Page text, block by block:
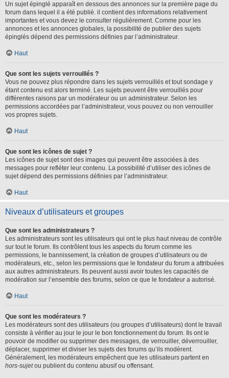
Un sujet épinglé apparaît en dessous des annonces sur la première page du
forum dans lequel il a été publié. il contient des informations relativement
importantes et vous devez le consulter régulièrement. Comme pour les
annonces et les annonces globales, la possibilité de publier des sujets
épinglés dépend des permissions définies par l’administrateur.
Haut
Que sont les sujets verrouillés ?
Vous ne pouvez plus répondre dans les sujets verrouillés et tout sondage y
étant contenu est alors terminé. Les sujets peuvent être verrouillés pour
différentes raisons par un modérateur ou un administrateur. Selon les
permissions accordées par l’administrateur, vous pouvez ou non verrouiller
vos propres sujets.
Haut
Que sont les icônes de sujet ?
Les icônes de sujet sont des images qui peuvent être associées à des
messages pour refléter leur contenu. La possibilité d’utiliser des icônes de
sujet dépend des permissions définies par l’administrateur.
Haut
Niveaux d’utilisateurs et groupes
Que sont les administrateurs ?
Les administrateurs sont les utilisateurs qui ont le plus haut niveau de contrôle
sur tout le forum. Ils contrôlent tous les aspects du forum comme les
permissions, le bannissement, la création de groupes d’utilisateurs ou de
modérateurs, etc., selon les permissions que le fondateur du forum a attribuées
aux autres administrateurs. Ils peuvent aussi avoir toutes les capacités de
modération sur l’ensemble des forums, selon ce que le fondateur a autorisé.
Haut
Que sont les modérateurs ?
Les modérateurs sont des utilisateurs (ou groupes d’utilisateurs) dont le travail
consiste à vérifier au jour le jour le bon fonctionnement du forum. Ils ont le
pouvoir de modifier ou supprimer des messages, de verrouiller, déverrouiller,
déplacer, supprimer et diviser les sujets des forums qu’ils modèrent.
Généralement, les modérateurs empêchent que les utilisateurs partent en
hors-sujetou publient du contenu abusif ou offensant.